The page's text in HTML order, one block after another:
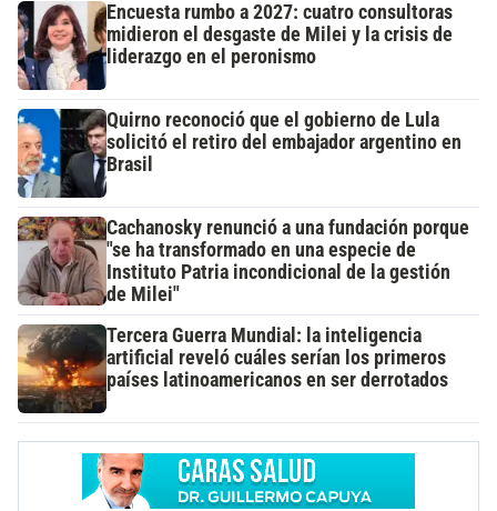
Encuesta rumbo a 2027: cuatro consultoras
midieron el desgaste de Milei y la crisis de
liderazgo en el peronismo
Quirno reconoció que el gobierno de Lula
solicitó el retiro del embajador argentino en
Brasil
Cachanosky renunció a una fundación porque
"se ha transformado en una especie de
Instituto Patria incondicional de la gestión
de Milei"
Tercera Guerra Mundial: la inteligencia
artificial reveló cuáles serían los primeros
países latinoamericanos en ser derrotados